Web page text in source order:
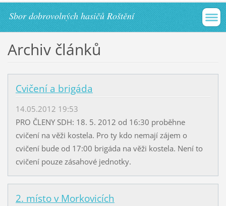
Sbor dobrovolných hasičů Roštění
Archiv článků
Cvičení a brigáda
14.05.2012 19:53
PRO ČLENY SDH: 18. 5. 2012 od 16:30 proběhne
cvičení na věži kostela. Pro ty kdo nemají zájem o
cvičení bude od 17:00 brigáda na věži kostela. Není to
cvičení pouze zásahové jednotky.
2. místo v Morkovicích